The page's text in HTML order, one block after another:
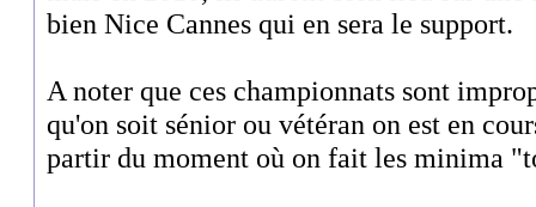
bien Nice Cannes qui en sera le support.
A noter que ces championnats sont
qu'on soit sénior ou vétéran on est en
partir du moment où on fait les minima